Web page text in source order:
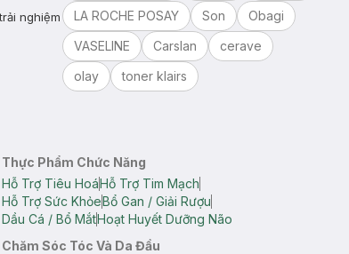
nghiệm
LA ROCHE POSAY
Son
Obagi
VASELINE
Carslan
cerave
olay
toner klairs
Thực Phẩm Chức Năng
Hỗ Trợ Tiêu HoáHỗ Trợ Tim Mạch
Hỗ Trợ Sức KhỏeBổ Gan / Giải Rượu
Dầu Cá / Bổ MắtHoạt Huyết Dưỡng Não
Chăm Sóc Tóc Và Da Đầu